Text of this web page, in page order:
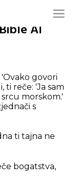
AI
govori
ti reče: 'Ja sam
morskom.'
s
ti tajna ne
bogatstva,